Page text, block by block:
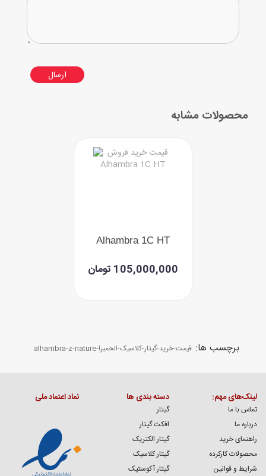
ارسال
محصولات مشابه
Alhambra 1C HT
105,000,000 تومان
برچسب ها: قیمت-خرید-گیتار-کلاسیک-الحمبرا-alhambra-z-nature
لینک‌های مهم:
تماس با ما
درباره ما
راهنمای خرید
محصولات کارکرده
شرایط و قوانین
دسته بندی ها
گیتار
افکت گیتار
گیتار الکتریک
گیتار کلاسیک
گیتار آکوستیک
نماد اعتماد ملی